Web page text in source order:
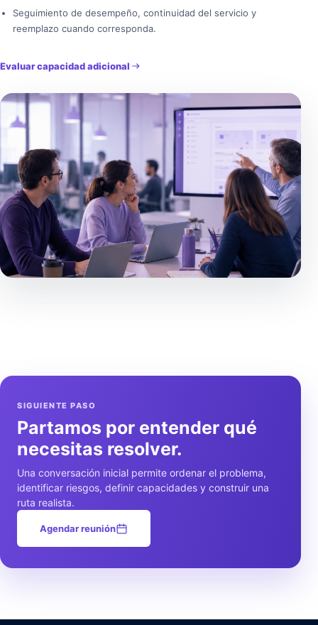
Seguimiento de desempeño, continuidad del servicio y
reemplazo cuando corresponda.
Evaluar capacidad adicional
SIGUIENTE PASO
Partamos por entender qué
necesitas resolver.
Una conversación inicial permite ordenar el problema,
identificar riesgos, definir capacidades y construir una
ruta realista.
Agendar reunión